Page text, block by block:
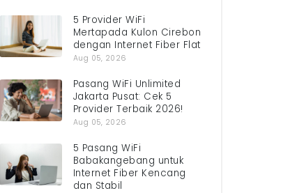
5 Provider WiFi
Mertapada Kulon Cirebon
dengan Internet Fiber Flat
Aug 05, 2026
Pasang WiFi Unlimited
Jakarta Pusat: Cek 5
Provider Terbaik 2026!
Aug 05, 2026
5 Pasang WiFi
Babakangebang untuk
Internet Fiber Kencang
dan Stabil